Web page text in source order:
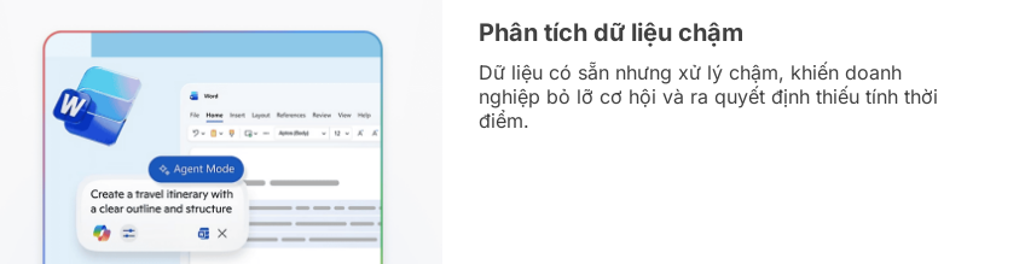
Phân tích dữ liệu chậm
Dữ liệu có sẵn nhưng xử lý chậm, khiến doanh
nghiệp bỏ lỡ cơ hội và ra quyết định thiếu tính thời
điểm.